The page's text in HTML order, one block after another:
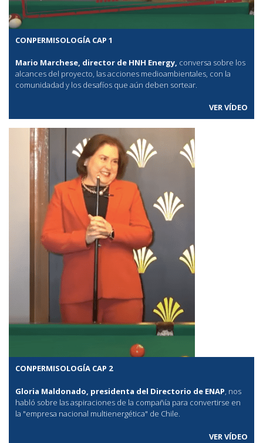
CONPERMISOLOGÍA CAP 1
Mario Marchese, director de HNH Energy, conversa sobre los
alcances del proyecto, las acciones medioambientales, con la
comunidadad y los desafíos que aún deben sortear.
VER VÍDEO
CONPERMISOLOGÍA CAP 2
Gloria Maldonado, presidenta del Directorio de ENAP , nos
habló sobre las aspiraciones de la compañía para convertirse en
la "empresa nacional multienergética" de Chile.
VER VÍDEO